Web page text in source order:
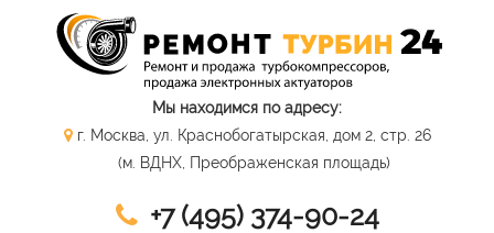
Мы находимся по адресу:
г. Москва, ул. Краснобогатырская, дом 2, стр. 26
(м. ВДНХ, Преображенская площадь)
+7 (495) 374-90-24